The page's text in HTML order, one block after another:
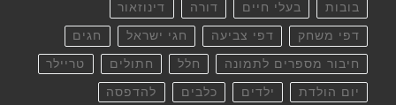
בובות בעלי חיים דורה דינוזאור
דפי משחק דפי צביעה חגי ישראל חגים
חיבור מספרים לתמונה חלל חתולים טריילר
יום הולדת ילדים כלבים להדפסה